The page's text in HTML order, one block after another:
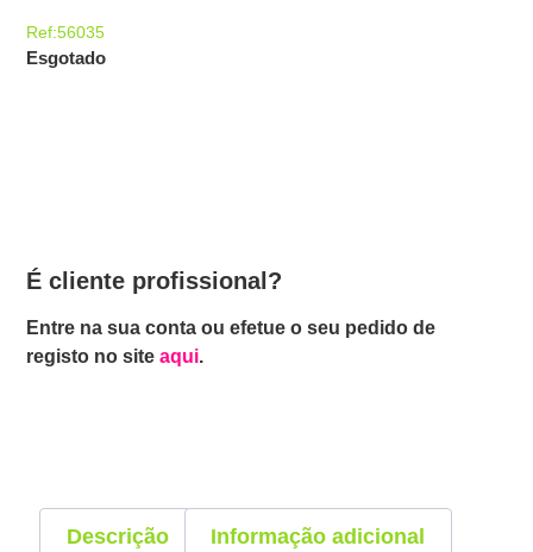
Ref:56035
Esgotado
É cliente profissional?
Entre na sua conta ou efetue o seu pedido de
registo no siteaqui.
Descrição Informação adicional